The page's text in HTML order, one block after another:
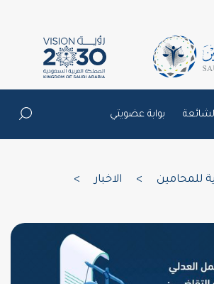
بوابة عضويتي
للمحامين الاخبار